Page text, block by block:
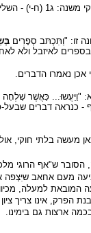
זו: "וַתִּכְתּב סְפָרִים
לאיזבל ולא
אכן נאמרו הדברים.
"וַיַּעֲשוּ... כַּאֲשֶׁר
- כנראה דברים
מעשה בלתי חוקי,
ש"אף הרוגי
מעם אחאב שיִּצְפה את
למעלה,
הפרק, אינו צריך
ארצות גם בימינו.